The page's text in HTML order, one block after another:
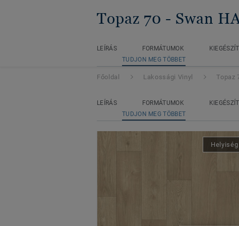
Topaz 70 - Swan
LEÍRÁS FORMÁTUMOK
TUDJON MEG TÖBBET
Főoldal Lakossági Vinyl Topaz
LEÍRÁS FORMÁTUMOK
TUDJON MEG TÖBBET